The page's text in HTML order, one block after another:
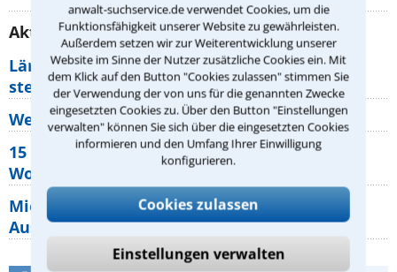
anwalt-suchservice.de verwendet Cookies, um die
Funktionsfähigkeit unserer Website zu gewährleisten.
Außerdem setzen wir zur Weiterentwicklung unserer
Website im Sinne der Nutzer zusätzliche Cookies ein. Mit
dem Klick auf den Button "Cookies zulassen" stimmen Sie
der Verwendung der von uns für die genannten Zwecke
eingesetzten Cookies zu. Über den Button "Einstellungen
verwalten" können Sie sich über die eingesetzten Cookies
informieren und den Umfang Ihrer Einwilligung
konfigurieren.
Cookies zulassen
Einstellungen verwalten
Aktuelle Rechtstipps unserer Redaktion
Lärm von den Nachbarn: Welche Rechte
stehen mir zu?
Wer muss Zweitwohnungssteuer zahlen?
15 elementare Rechte, die jeder
Wohnungseigentümer kennen sollte
Mietpreisbremse 2026: Alle Regeln,
Ausnahmen und Rechte für Mieter